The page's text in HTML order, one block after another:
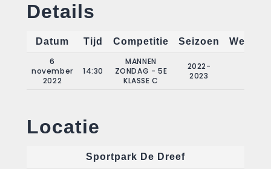
Details
Datum Tijd Competitie Seizoen
6
november
2022
14:30
MANNEN
ZONDAG - 5E
KLASSE C
2022-
2023
Locatie
Sportpark De Dreef